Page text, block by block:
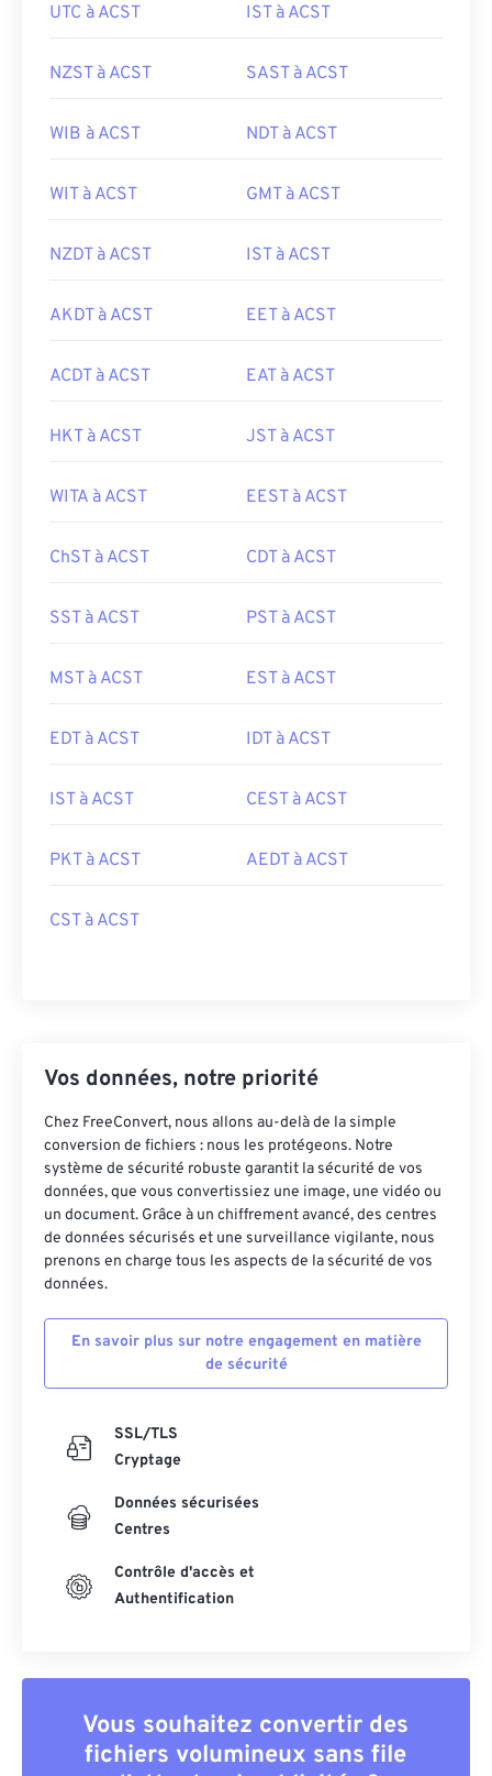
UTC à ACST IST à ACST
NZST à ACST SAST à ACST
WIB à ACST NDT à ACST
WIT à ACST GMT à ACST
NZDT à ACST IST à ACST
AKDT à ACST EET à ACST
ACDT à ACST EAT à ACST
HKT à ACST JST à ACST
WITA à ACST EEST à ACST
ChST à ACST CDT à ACST
SST à ACST PST à ACST
MST à ACST EST à ACST
EDT à ACST IDT à ACST
IST à ACST CEST à ACST
PKT à ACST AEDT à ACST
CST à ACST
Vos données, notre priorité
Chez FreeConvert, nous allons au-delà de la simple
conversion de fichiers : nous les protégeons. Notre
système de sécurité robuste garantit la sécurité de vos
données, que vous convertissiez une image, une vidéo ou
un document. Grâce à un chiffrement avancé, des centres
de données sécurisés et une surveillance vigilante, nous
prenons en charge tous les aspects de la sécurité de vos
données.
En savoir plus sur notre engagement en matière
de sécurité
SSL/TLS
Cryptage
Données sécurisées
Centres
Contrôle d'accès et
Authentification
Vous souhaitez convertir des
fichiers volumineux sans file